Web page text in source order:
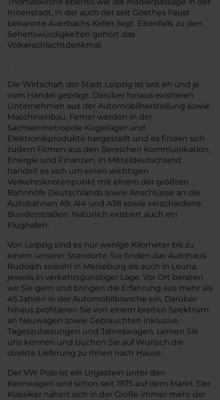
Innenstadt, in der auch der seit Goethes Faust
bekannte Auerbachs Keller liegt. Ebenfalls zu den
Sehenswürdigkeiten gehört das
Völkerschlachtdenkmal.
.
Die Wirtschaft der Stadt Leipzig ist seit eh und je
vom Handel geprägt. Darüber hinaus existieren
Unternehmen aus der Automobilherstellung sowie
Maschinenbau. Ferner werden in der
Sachsenmetropole Kugellager und
Elektronikprodukte hergestellt und es finden sich
zudem Firmen aus den Bereichen Kommunikation,
Energie und Finanzen. In Mitteldeutschland
handelt es sich um einen wichtigen
Verkehrsknotenpunkt mit einem der größten
Bahnhöfe Deutschlands sowie Anschlüsse an die
Autobahnen A9, A14 und A38 sowie verschiedene
Bundesstraßen. Natürlich existiert auch ein
Flughafen.
Von Leipzig sind es nur wenige Kilometer bis zu
einem unserer Standorte. Sie finden das Autohaus
Rudolph sowohl in Merseburg als auch in Leuna,
jeweils in verkehrsgünstiger Lage. Vor Ort beraten
wir Sie gern und bringen die Erfahrung aus mehr als
45 Jahren in der Automobilbranche ein. Darüber
hinaus profitieren Sie von einem breiten Spektrum
an Neuwagen sowie Gebrauchten inklusive
Tageszulassungen und Jahreswagen. Lernen Sie
uns kennen und buchen Sie auf Wunsch die
direkte Lieferung zu Ihnen nach Hause.
Der VW Polo ist ein Urgestein unter den
Kleinwagen und schon seit 1975 auf dem Markt. Der
Klassiker nähert sich in der Größe immer mehr der